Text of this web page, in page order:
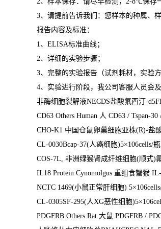
3、请提前告诉我们：您样本的种属、
报告内容及标准：
1 、 ELISA标准曲线；
2、详细的实验步骤；
3、完整的实验报告（试剂耗材，实验
4、实验进行阶段，我公司客服人员会
非酶细胞裂解液NECDS盐酸氟西汀 -
CD63 Others Human 人 CD63 / Tspan-30
CHO-K1 中国仓鼠卵巢细胞亚株(R)-盐
CL-0030Bcap-37(人癌细胞)5×106cells/
COS-7L, 非洲绿猴肾成纤维细胞(顺式)
IL18 Protein Cynomolgus 重组食蟹猴
NCTC 1469(小鼠正常肝细胞) 5×
CL-0305SF-295(人XG恶性细胞)5×
PDGFRB Others Rat 大鼠 PDGFRB /